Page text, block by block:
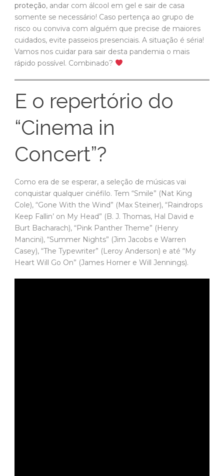
proteção, andar com álcool em gel e sair de casa
somente se necessário! Caso pertença ao grupo de
risco ou conviva com alguém que precise de maiores
cuidados, evite passeios presenciais. A situação é séria!
Vamos nos cuidar para sair desta pandemia o mais
rápido possível. Combinado?
E o repertório do
“Cinema in
Concert”?
Como era de se esperar, a seleção de músicas vai
conquistar qualquer cinéfilo. Tem “Smile” (Nat King
Cole), “Gone With the Wind” (Max Steiner), “Raindrops
Keep Fallin’ on My Head” (B. J. Thomas, Hal David e
Burt Bacharach), “Pink Panther Theme” (Henry
Mancini), “Summer Nights” (Jim Jacobs e Warren
Casey), “The Typewriter” (Leroy Anderson) e até “My
Heart Will Go On” (James Horner e Will Jennings).